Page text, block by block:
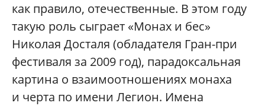
как правило, отечественные. В этом году
такую роль сыграет «Монах и бес»
Николая Досталя (обладателя Гран-при
фестиваля за 2009 год), парадоксальная
картина о взаимоотношениях монаха
и черта по имени Легион. Имена